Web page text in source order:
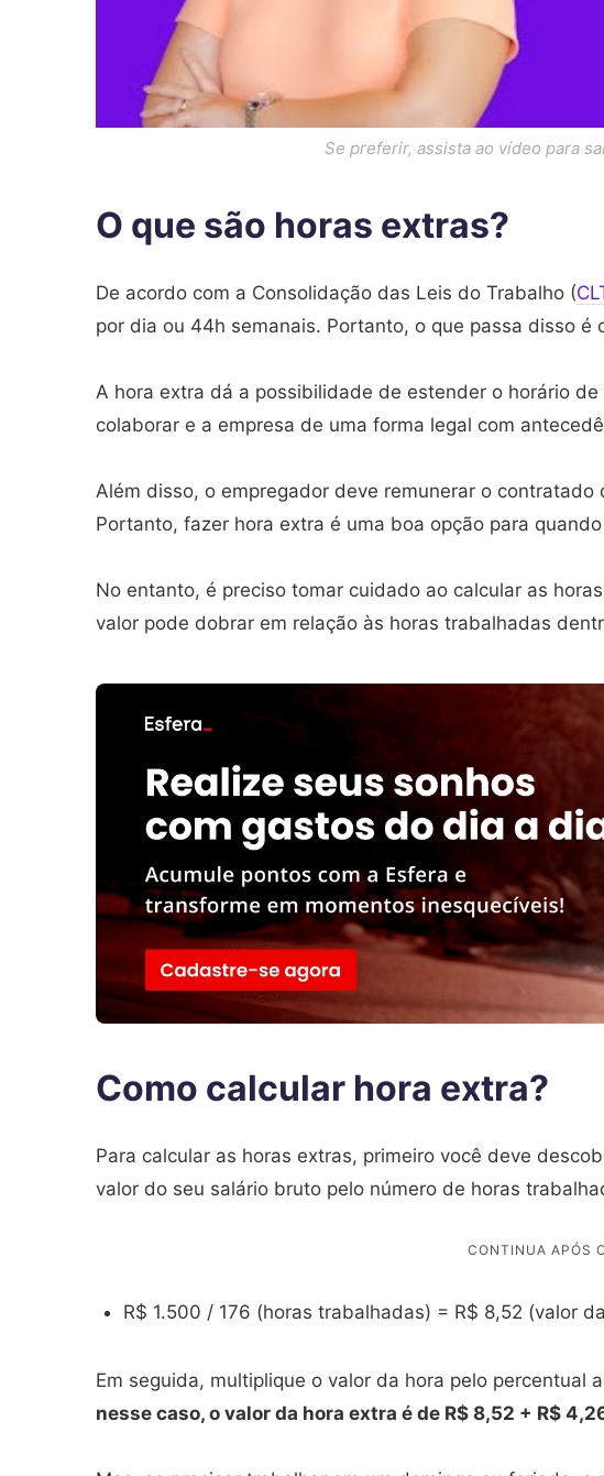
Se preferir, assista ao vídeo para
O que são horas extras?
De acordo com a Consolidação das Leis do Trabalho (
por dia ou 44h semanais. Portanto, o que passa disso é
A hora extra dá a possibilidade de estender o horário
colaborar e a empresa de uma forma legal com
Além disso, o empregador deve remunerar o
Portanto, fazer hora extra é uma boa opção para
No entanto, é preciso tomar cuidado ao calcular as
valor pode dobrar em relação às horas trabalhadas
Como calcular hora extra?
Para calcular as horas extras, primeiro você deve
valor do seu salário bruto pelo número de horas
R$ 1.500 / 176 (horas trabalhadas) = R$ 8,52 (valor
Em seguida, multiplique o valor da hora pelo percentual
nesse caso, o valor da hora extra é de R$ 8,52 + R$